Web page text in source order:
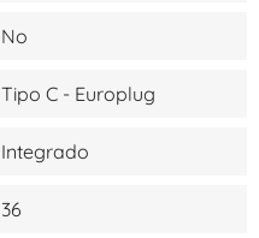
No
Tipo C - Europlug
Integrado
36